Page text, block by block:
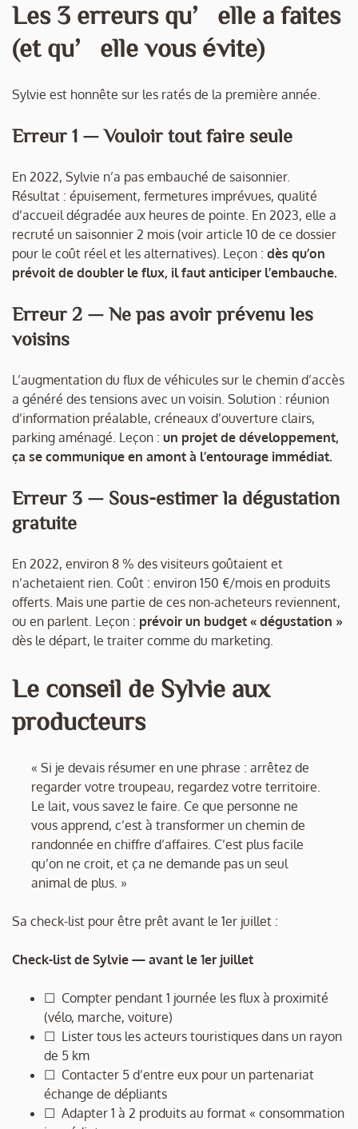
Les 3 erreurs qu’elle a faites
(et qu’elle vous évite)
Sylvie est honnête sur les ratés de la première année.
Erreur 1 — Vouloir tout faire seule
En 2022, Sylvie n’a pas embauché de saisonnier.
Résultat : épuisement, fermetures imprévues, qualité
d’accueil dégradée aux heures de pointe. En 2023, elle a
recruté un saisonnier 2 mois (voir article 10 de ce dossier
pour le coût réel et les alternatives). Leçon : dès qu’on
prévoit de doubler le flux, il faut anticiper l’embauche.
Erreur 2 — Ne pas avoir prévenu les
voisins
L’augmentation du flux de véhicules sur le chemin d’accès
a généré des tensions avec un voisin. Solution : réunion
d’information préalable, créneaux d’ouverture clairs,
parking aménagé. Leçon : un projet de développement,
ça se communique en amont à l’entourage immédiat.
Erreur 3 — Sous-estimer la dégustation
gratuite
En 2022, environ 8 % des visiteurs goûtaient et
n’achetaient rien. Coût : environ 150 €/mois en produits
offerts. Mais une partie de ces non-acheteurs reviennent,
ou en parlent. Leçon : prévoir un budget « dégustation »
dès le départ, le traiter comme du marketing.
Le conseil de Sylvie aux
producteurs
« Si je devais résumer en une phrase : arrêtez de
regarder votre troupeau, regardez votre territoire.
Le lait, vous savez le faire. Ce que personne ne
vous apprend, c’est à transformer un chemin de
randonnée en chiffre d’affaires. C’est plus facile
qu’on ne croit, et ça ne demande pas un seul
animal de plus. »
Sa check-list pour être prêt avant le 1er juillet :
Check-list de Sylvie — avant le 1er juillet
☐ Compter pendant 1 journée les flux à proximité
(vélo, marche, voiture)
☐ Lister tous les acteurs touristiques dans un rayon
de 5 km
☐ Contacter 5 d’entre eux pour un partenariat
échange de dépliants
☐ Adapter 1 à 2 produits au format « consommation